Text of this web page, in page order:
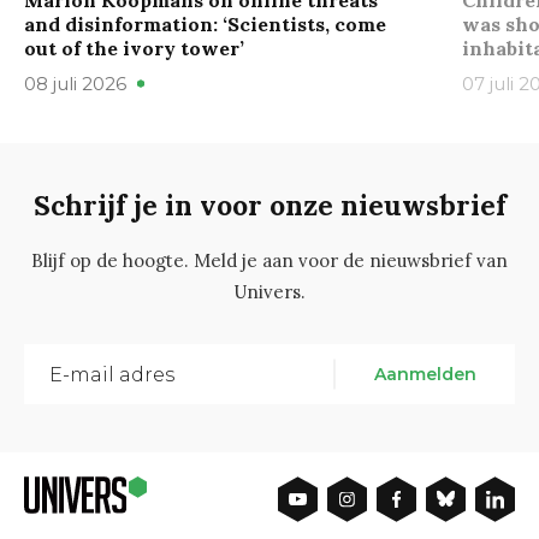
and disinformation: ‘Scientists, come
out of the ivory tower’
08 juli 2026
was
07 juli
Schrijf je in voor onze nieuwsbrief
Blijf op de hoogte. Meld je aan voor de nieuwsbrief van
Univers.
Aanmelden